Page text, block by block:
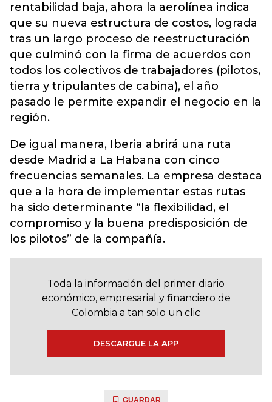
rentabilidad baja, ahora la aerolínea indica
que su nueva estructura de costos, lograda
tras un largo proceso de reestructuración
que culminó con la firma de acuerdos con
todos los colectivos de trabajadores (pilotos,
tierra y tripulantes de cabina), el año
pasado le permite expandir el negocio en la
región.
De igual manera, Iberia abrirá una ruta
desde Madrid a La Habana con cinco
frecuencias semanales. La empresa destaca
que a la hora de implementar estas rutas
ha sido determinante “la flexibilidad, el
compromiso y la buena predisposición de
los pilotos” de la compañía.
Toda la información del primer diario
económico, empresarial y financiero de
Colombia a tan solo un clic
DESCARGUE LA APP
GUARDAR